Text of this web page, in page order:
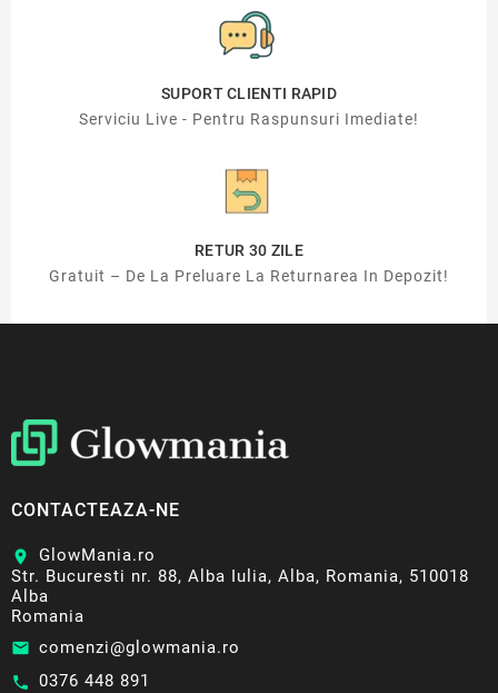
SUPORT CLIENTI RAPID
Serviciu Live - Pentru Raspunsuri Imediate!
RETUR 30 ZILE
Gratuit – De La Preluare La Returnarea In Depozit!
CONTACTEAZA-NE
location_on
GlowMania.ro
Str. Bucuresti nr. 88, Alba Iulia, Alba, Romania, 510018
Alba
Romania
email comenzi@glowmania.ro
call 0376 448 891